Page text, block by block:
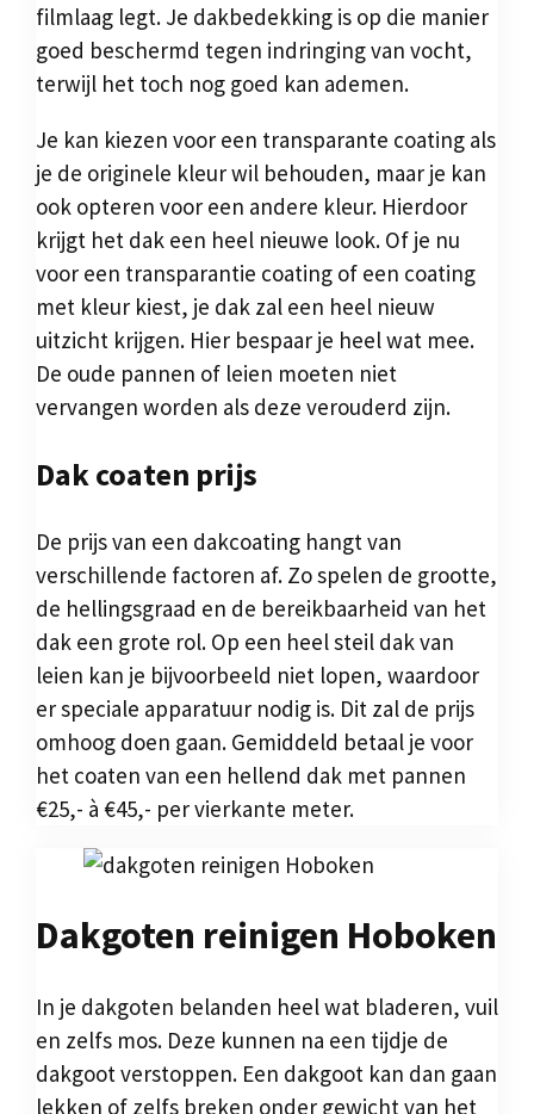
filmlaag legt. Je dakbedekking is op die manier
goed beschermd tegen indringing van vocht,
terwijl het toch nog goed kan ademen.
Je kan kiezen voor een transparante coating als
je de originele kleur wil behouden, maar je kan
ook opteren voor een andere kleur. Hierdoor
krijgt het dak een heel nieuwe look. Of je nu
voor een transparantie coating of een coating
met kleur kiest, je dak zal een heel nieuw
uitzicht krijgen. Hier bespaar je heel wat mee.
De oude pannen of leien moeten niet
vervangen worden als deze verouderd zijn.
Dak coaten prijs
De prijs van een dakcoating hangt van
verschillende factoren af. Zo spelen de grootte,
de hellingsgraad en de bereikbaarheid van het
dak een grote rol. Op een heel steil dak van
leien kan je bijvoorbeeld niet lopen, waardoor
er speciale apparatuur nodig is. Dit zal de prijs
omhoog doen gaan. Gemiddeld betaal je voor
het coaten van een hellend dak met pannen
€25,- à €45,- per vierkante meter.
Dakgoten reinigen Hoboken
In je dakgoten belanden heel wat bladeren, vuil
en zelfs mos. Deze kunnen na een tijdje de
dakgoot verstoppen. Een dakgoot kan dan gaan
lekken of zelfs breken onder gewicht van het